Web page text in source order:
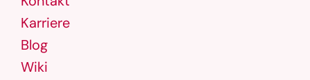
Karriere
Blog
Wiki